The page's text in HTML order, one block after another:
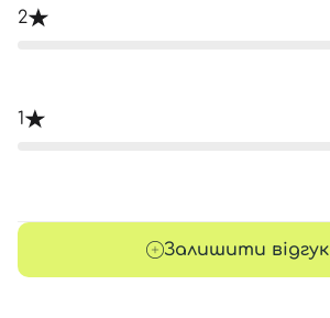
2
1
Залишити відгук